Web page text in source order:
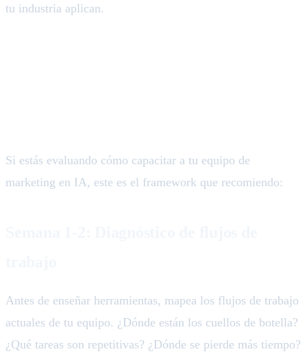
tu industria aplican.
Si estás evaluando cómo capacitar a tu equipo de
marketing en IA, este es el framework que recomiendo:
Antes de enseñar herramientas, mapea los flujos de trabajo
actuales de tu equipo. ¿Dónde están los cuellos de botella?
¿Qué tareas son repetitivas? ¿Dónde se pierde más tiempo?